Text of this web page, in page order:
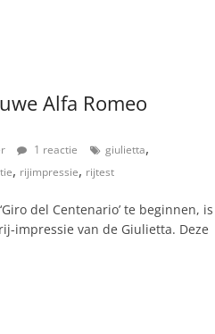
Alfa Romeo
1 reactie giulietta,
, rijimpressie, rijtest
del Centenario’ te beginnen, is
impressie van de Giulietta. Deze